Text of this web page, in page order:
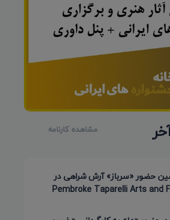
مشاهده کارنامه
حضور «سرباز» آرش شراهی در
Pembroke Taparelli Arts and